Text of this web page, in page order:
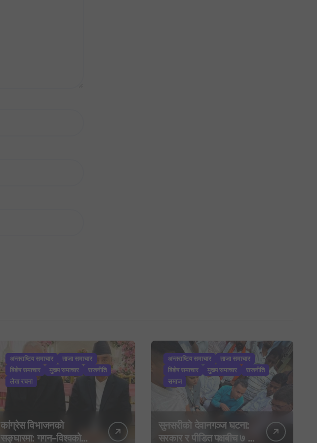
अन्तराष्टिय समाचार
ताजा समाचार
बिशेष समाचार
मुख्य समाचार
राजनीति
लेख रचना
कांग्रेस विभाजनको
सङ्घारमा: गगन–विश्वको
अन्तराष्टिय समाचार
ताजा समाचार
बिशेष समाचार
मुख्य समाचार
राजनीति
समाज
सुनसरीको देवानगञ्ज घटना:
सरकार र पीडित पक्षबीच ७ बुँदे